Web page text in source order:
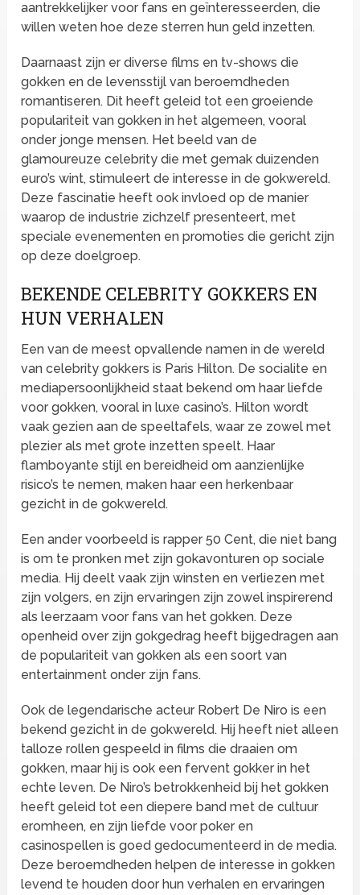
aantrekkelijker voor fans en geïnteresseerden, die
willen weten hoe deze sterren hun geld inzetten.
Daarnaast zijn er diverse films en tv-shows die
gokken en de levensstijl van beroemdheden
romantiseren. Dit heeft geleid tot een groeiende
populariteit van gokken in het algemeen, vooral
onder jonge mensen. Het beeld van de
glamoureuze celebrity die met gemak duizenden
euro’s wint, stimuleert de interesse in de gokwereld.
Deze fascinatie heeft ook invloed op de manier
waarop de industrie zichzelf presenteert, met
speciale evenementen en promoties die gericht zijn
op deze doelgroep.
BEKENDE CELEBRITY GOKKERS EN
HUN VERHALEN
Een van de meest opvallende namen in de wereld
van celebrity gokkers is Paris Hilton. De socialite en
mediapersoonlijkheid staat bekend om haar liefde
voor gokken, vooral in luxe casino’s. Hilton wordt
vaak gezien aan de speeltafels, waar ze zowel met
plezier als met grote inzetten speelt. Haar
flamboyante stijl en bereidheid om aanzienlijke
risico’s te nemen, maken haar een herkenbaar
gezicht in de gokwereld.
Een ander voorbeeld is rapper 50 Cent, die niet bang
is om te pronken met zijn gokavonturen op sociale
media. Hij deelt vaak zijn winsten en verliezen met
zijn volgers, en zijn ervaringen zijn zowel inspirerend
als leerzaam voor fans van het gokken. Deze
openheid over zijn gokgedrag heeft bijgedragen aan
de populariteit van gokken als een soort van
entertainment onder zijn fans.
Ook de legendarische acteur Robert De Niro is een
bekend gezicht in de gokwereld. Hij heeft niet alleen
talloze rollen gespeeld in films die draaien om
gokken, maar hij is ook een fervent gokker in het
echte leven. De Niro’s betrokkenheid bij het gokken
heeft geleid tot een diepere band met de cultuur
eromheen, en zijn liefde voor poker en
casinospellen is goed gedocumenteerd in de media.
Deze beroemdheden helpen de interesse in gokken
levend te houden door hun verhalen en ervaringen